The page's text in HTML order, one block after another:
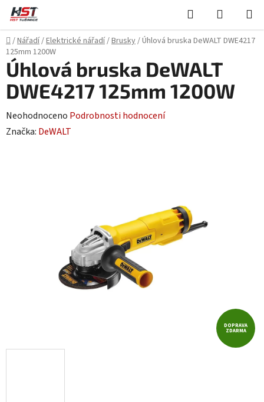
Přejít
obsah
Hledat
KOŠÍK
Domů
/Nářadí/Elektrické nářadí/Brusky/Úhlová bruska DeWALT DWE4217
125mm 1200W
Úhlová bruska DeWALT
DWE4217 125mm 1200W
Průměrné
hodnocení
Neohodnoceno Podrobnosti hodnocení
Značka: DeWALT
DOPRAVA
ZDARMA